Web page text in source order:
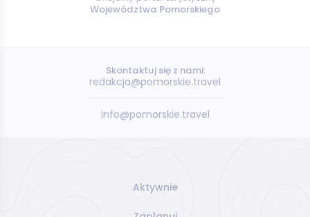
Województwa Pomorskiego
Skontaktuj się z nami:
redakcja@pomorskie.travel
info@pomorskie.travel
Aktywnie